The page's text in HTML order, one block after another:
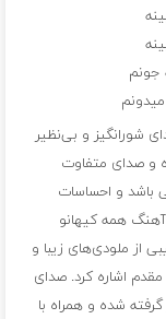
جونم
شورانگیز و بی‌نظیر
و صدای متفاوت
باشد و احساسات
همه کیهانو
از ملودی‌های زیبا و
مقدم اشاره کرد. صدای
گرفته شده و همراه با